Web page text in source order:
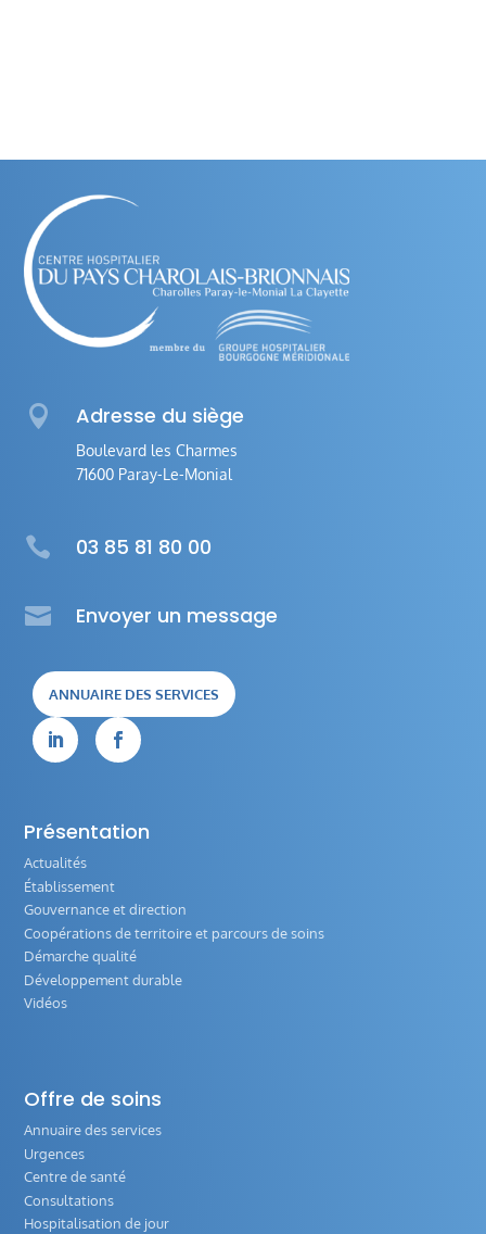
 Adresse du siège
Boulevard les Charmes
71600 Paray-Le-Monial
 03 85 81 80 00
 Envoyer un message
ANNUAIRE DES SERVICES
 
Présentation
Actualités
Établissement
Gouvernance et direction
Coopérations de territoire et parcours de soins
Démarche qualité
Développement durable
Vidéos
Offre de soins
Annuaire des services
Urgences
Centre de santé
Consultations
Hospitalisation de jour